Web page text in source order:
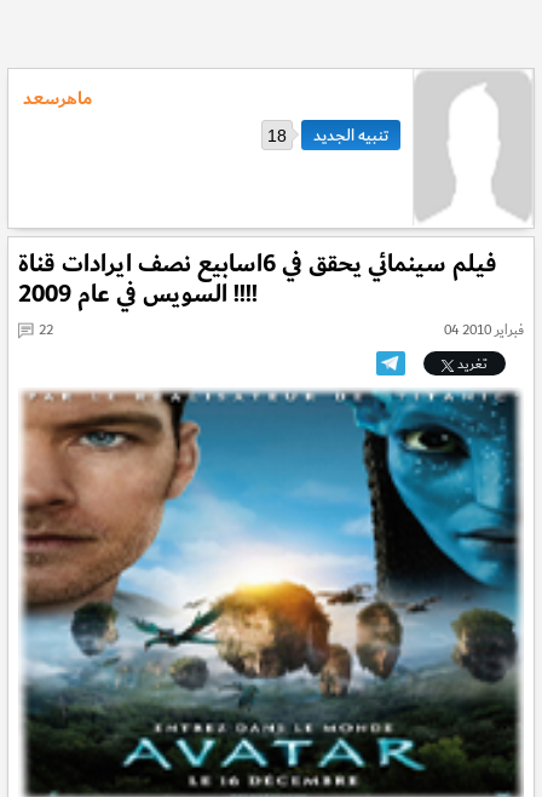
ماهرسعد
18
فيلم سينمائي يحقق في 6اسابيع نصف ايرادات قناة
السويس في عام 2009 !!!!
04 فبراير 2010
22
تغريد